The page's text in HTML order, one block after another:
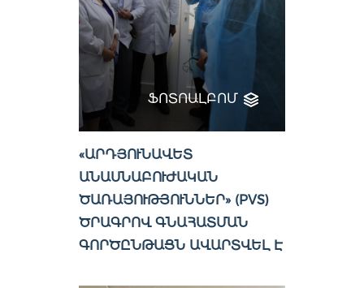
ՖՈՏՈԱԼԲՈՄ
«ԱՐԴՅՈՒՆԱՎԵՏ
ԱՆԱՍՆԱԲՈՒԺԱԿԱՆ
ԾԱՌԱՅՈՒԹՅՈՒՆՆԵՐ» (PVS)
ԾՐԱԳՐՈՎ ԳՆԱՀԱՏՄԱՆ
ԳՈՐԾԸՆԹԱՑՆ ԱՎԱՐՏՎԵԼ Է